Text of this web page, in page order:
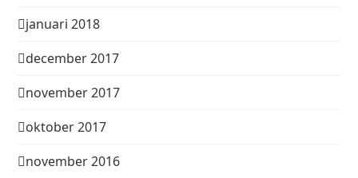
januari 2018
december 2017
november 2017
oktober 2017
november 2016